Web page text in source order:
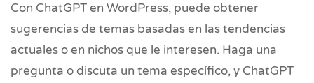
Con ChatGPT en WordPress, puede obtener
sugerencias de temas basadas en las tendencias
actuales o en nichos que le interesen. Haga una
pregunta o discuta un tema específico, y ChatGPT